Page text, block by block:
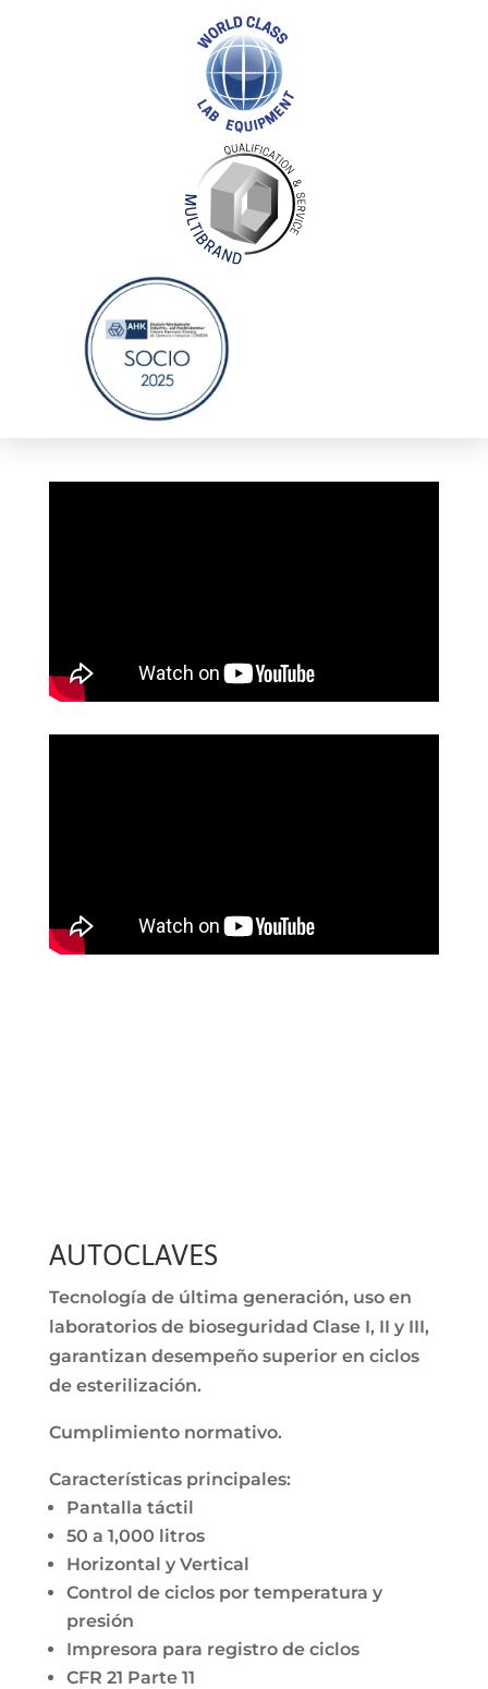
AUTOCLAVES
Tecnología de última generación, uso en
laboratorios de bioseguridad Clase I, II y III,
garantizan desempeño superior en ciclos
de esterilización.
Cumplimiento normativo.
Características principales:
Pantalla táctil
50 a 1,000 litros
Horizontal y Vertical
Control de ciclos por temperatura y
presión
Impresora para registro de ciclos
CFR 21 Parte 11